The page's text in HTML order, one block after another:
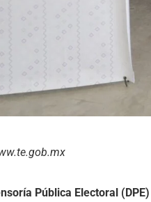
Pública Electoral (DPE)